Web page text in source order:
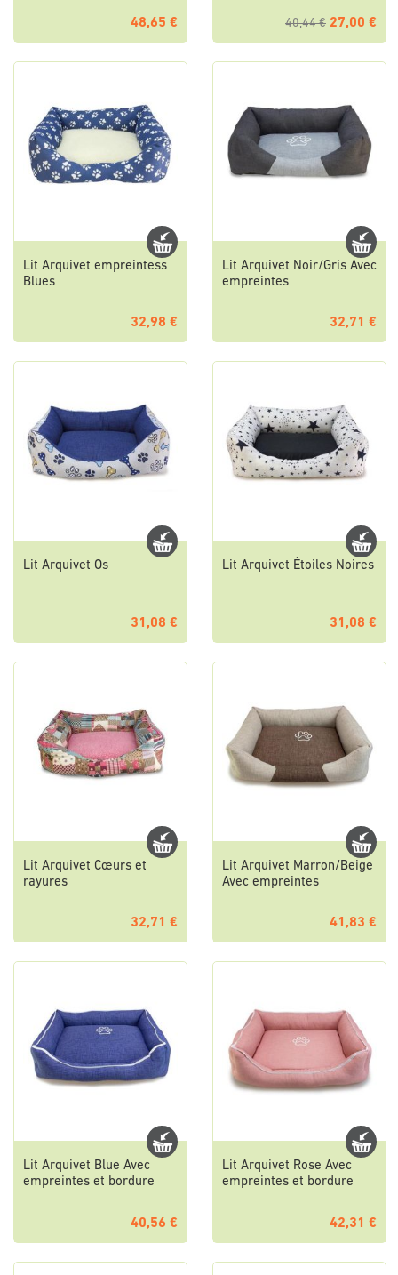
48,65 € 40,44 € 27,00 €
Lit Arquivet empreintess
Blues
32,98 €
Lit Arquivet Noir/Gris Avec
empreintes
32,71 €
Lit Arquivet Os
31,08 €
Lit Arquivet Étoiles Noires
31,08 €
Lit Arquivet Cœurs et
rayures
32,71 €
Lit Arquivet Marron/Beige
Avec empreintes
41,83 €
Lit Arquivet Blue Avec
empreintes et bordure
40,56 €
Lit Arquivet Rose Avec
empreintes et bordure
42,31 €